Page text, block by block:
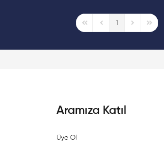
First PagePrevious Page
1
Next Page
Last
Aramıza Katıl
Üye Ol